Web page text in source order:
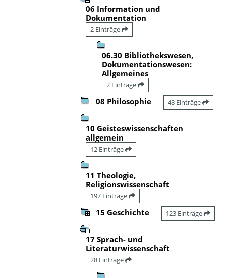
06 Information und
Dokumentation
2 Einträge
06.30 Bibliothekswesen,
Dokumentationswesen:
Allgemeines
2 Einträge
08 Philosophie 48 Einträge
10 Geisteswissenschaften
allgemein
12 Einträge
11 Theologie,
Religionswissenschaft
197 Einträge
15 Geschichte 123 Einträge
17 Sprach- und
Literaturwissenschaft
28 Einträge